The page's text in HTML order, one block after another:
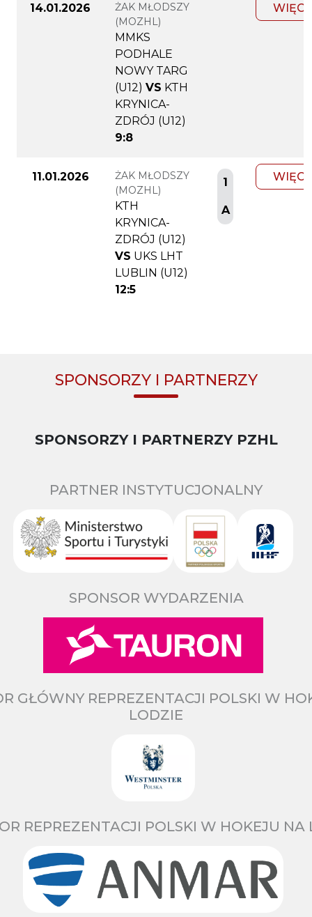
14.01.2026
ŻAK MŁODSZY
(MOZHL)
MMKS
PODHALE
NOWY TARG
(U12) VS KTH
KRYNICA-
ZDRÓJ (U12)
9:8
11.01.2026
ŻAK MŁODSZY
(MOZHL)
KTH
KRYNICA-
ZDRÓJ (U12)
VS UKS LHT
LUBLIN (U12)
12:5
1
A
SPONSORZY I PARTNERZY
SPONSORZY I PARTNERZY PZHL
PARTNER INSTYTUCJONALNY
SPONSOR WYDARZENIA
GŁÓWNY REPREZENTACJI POLSKI W
LODZIE
REPREZENTACJI POLSKI W HOKEJU NA